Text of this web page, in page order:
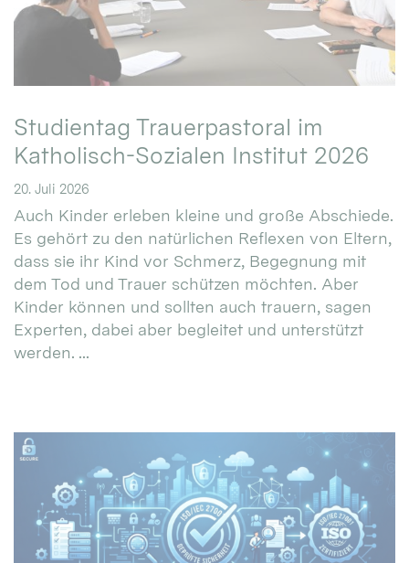
Studientag Trauerpastoral im
Katholisch-Sozialen Institut 2026
20. Juli 2026
Auch Kinder erleben kleine und große Abschiede.
Es gehört zu den natürlichen Reflexen von Eltern,
dass sie ihr Kind vor Schmerz, Begegnung mit
dem Tod und Trauer schützen möchten. Aber
Kinder können und sollten auch trauern, sagen
Experten, dabei aber begleitet und unterstützt
werden. ...